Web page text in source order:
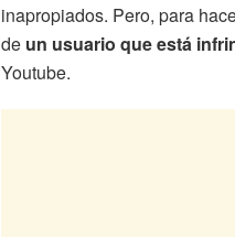
inapropiados. Pero, para
de un usuario que está
Youtube.